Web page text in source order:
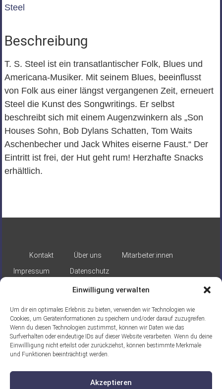
Einwilligung verwalten
Um dir ein optimales Erlebnis zu bieten, verwenden wir Technologien wie
Cookies, um Geräteinformationen zu speichern und/oder darauf zuzugreifen.
Wenn du diesen Technologien zustimmst, können wir Daten wie das
Surfverhalten oder eindeutige IDs auf dieser Website verarbeiten. Wenn du deine
Einwillligung nicht erteilst oder zurückziehst, können bestimmte Merkmale
und Funktionen beeinträchtigt werden.
Akzeptieren
Steel
Beschreibung
T. S. Steel ist ein transatlantischer Folk, Blues und
Americana-Musiker. Mit seinem Blues, beeinflusst
von Folk aus einer längst vergangenen Zeit, erneuert
Steel die Kunst des Songwritings. Er selbst
beschreibt sich mit einem Augenzwinkern als „Son
Houses Sohn, Bob Dylans Schatten, Tom Waits
Aschenbecher und Jack Whites eiserne Faust.“ Der
Eintritt ist frei, der Hut geht rum! Herzhafte Snacks
erhältlich.
Kontakt Über uns
Mitarbeiter:innen
Impressum
Datenschutz
Gefördert durch: